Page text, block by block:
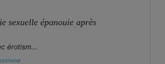
sexuelle épanouie après
érotism...